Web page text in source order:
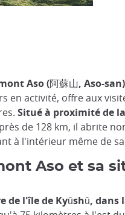
Aso (阿蘇山, Aso-
en activité, offre aux
Situé à proximité de
de 128 km, il abrite
à l'intérieur même de
Aso et sa
de l'île de Kyūshū,